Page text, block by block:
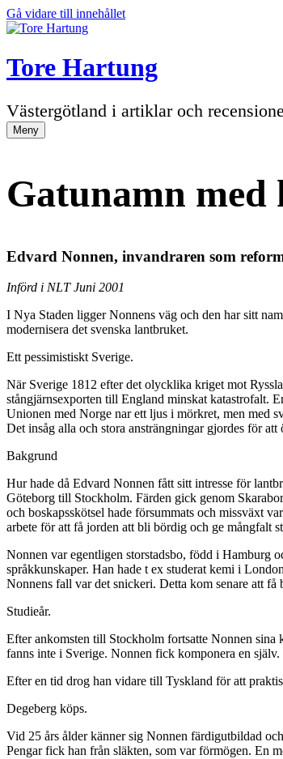
Gå vidare till innehållet
Tore Hartung
Västergötland i artiklar och
Meny
Gatunamn med
Edvard Nonnen, invandraren som
Införd i NLT Juni 2001
I Nya Staden ligger Nonnens väg och den har sitt
modernisera det svenska lantbruket.
Ett pessimistiskt Sverige.
När Sverige 1812 efter det olycklika kriget mot
stångjärnsexporten till England minskat katastrofalt.
Unionen med Norge nar ett ljus i mörkret, men med
Det insåg alla och stora ansträngningar gjordes för
Bakgrund
Hur hade då Edvard Nonnen fått sitt intresse för
Göteborg till Stockholm. Färden gick genom
och boskapsskötsel hade försummats och missväxt
arbete för att få jorden att bli bördig och ge mångfalt
Nonnen var egentligen storstadsbo, född i Hamburg
språkkunskaper. Han hade t ex studerat kemi i
Nonnens fall var det snickeri. Detta kom senare att få
Studieår.
Efter ankomsten till Stockholm fortsatte Nonnen sina
fanns inte i Sverige. Nonnen fick komponera en
Efter en tid drog han vidare till Tyskland för att
Degeberg köps.
Vid 25 års ålder känner sig Nonnen färdigutbildad
Pengar fick han från släkten, som var förmögen. En